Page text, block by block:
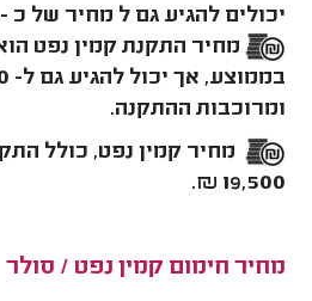
יכולים להגיע גם ל מחיר של כ - 14,000 ₪.
ומרוכבות ההתקנה.
19,500 ₪.
מחיר חימום קמין נפט / סולר